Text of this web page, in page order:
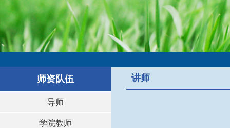
师资队伍
导师
学院教师
讲师